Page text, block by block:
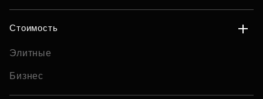
Стоимость
Элитные
Бизнес